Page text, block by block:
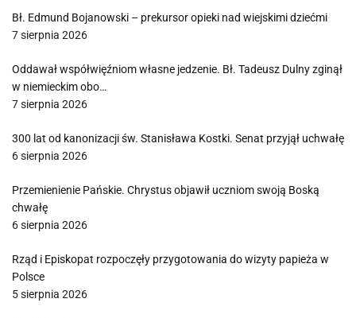
Bł. Edmund Bojanowski – prekursor opieki nad wiejskimi dziećmi
7 sierpnia 2026
Oddawał współwięźniom własne jedzenie. Bł. Tadeusz Dulny zginął
w niemieckim obo…
7 sierpnia 2026
300 lat od kanonizacji św. Stanisława Kostki. Senat przyjął uchwałę
6 sierpnia 2026
Przemienienie Pańskie. Chrystus objawił uczniom swoją Boską
chwałę
6 sierpnia 2026
Rząd i Episkopat rozpoczęły przygotowania do wizyty papieża w
Polsce
5 sierpnia 2026